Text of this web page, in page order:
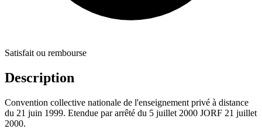
Satisfait ou rembourse
Description
Convention collective nationale de l'enseignement privé à distance
du 21 juin 1999. Etendue par arrêté du 5 juillet 2000 JORF 21 juillet
2000.